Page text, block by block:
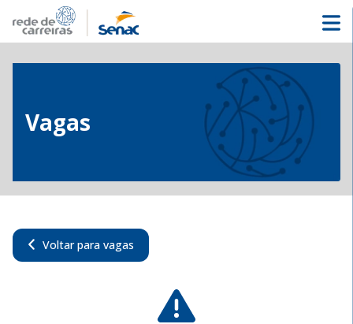
Vagas
Voltar para vagas